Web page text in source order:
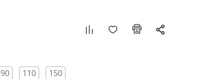
90 110
150